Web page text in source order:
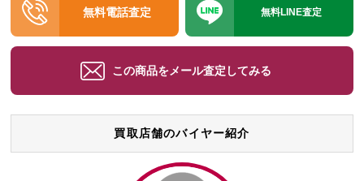
無料電話査定 無料LINE査定
この商品をメール査定してみる
買取店舗のバイヤー紹介